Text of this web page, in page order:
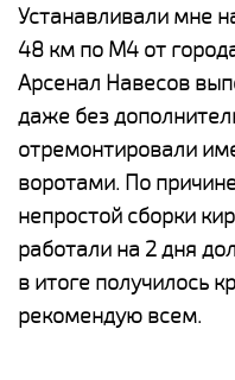
Устанавливали мне
48 км по М4 от
Арсенал Навесов
даже без
отремонтировали
воротами. По
непростой сборки
работали на 2 дня
в итоге получилось
рекомендую всем.